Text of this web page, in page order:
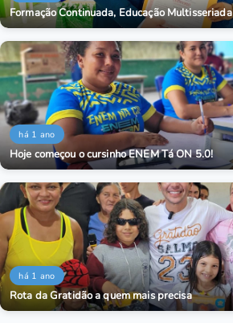
Formação Continuada, Educação Multisseriada
há 1 ano
Hoje começou o cursinho ENEM Tá ON 5.0!
há 1 ano
Rota da Gratidão a quem mais precisa